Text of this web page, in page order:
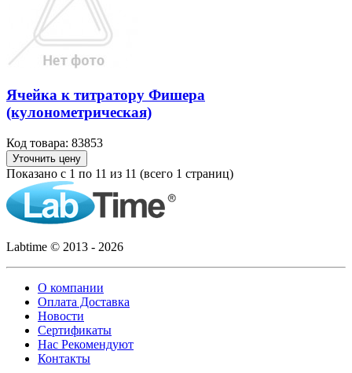
Ячейка к титратору Фишера
(кулонометрическая)
Код товара: 83853
Уточнить цену
Показано с 1 по 11 из 11 (всего 1 страниц)
Labtime © 2013 - 2026
О компании
Оплата Доставка
Новости
Сертификаты
Нас Рекомендуют
Контакты